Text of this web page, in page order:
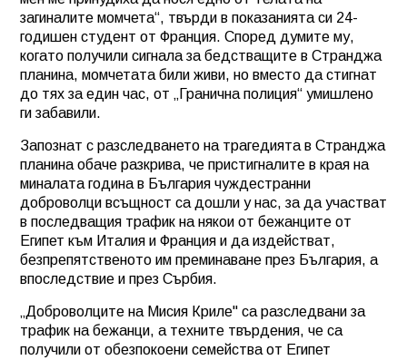
загиналите момчета“, твърди в показанията си 24-
годишен студент от Франция. Според думите му,
когато получили сигнала за бедстващите в Странджа
планина, момчетата били живи, но вместо да стигнат
до тях за един час, от „Гранична полиция“ умишлено
ги забавили.
Запознат с разследването на трагедията в Странджа
планина обаче разкрива, че пристигналите в края на
миналата година в България чуждестранни
доброволци всъщност са дошли у нас, за да участват
в последващия трафик на някои от бежанците от
Египет към Италия и Франция и да издействат,
безпрепятственото им преминаване през България, а
впоследствие и през Сърбия.
„Доброволците на Мисия Криле" са разследвани за
трафик на бежанци, а техните твърдения, че са
получили от обезпокоени семейства от Египет